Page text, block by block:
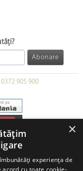
Abonare
0372 905 900
×
experiența de
cu toate cookie-